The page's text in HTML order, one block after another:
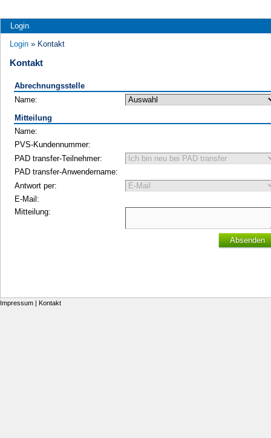
Login
Login » Kontakt
Kontakt
Abrechnungsstelle
Name:
Mitteilung
Name:
PVS-Kundennummer:
PAD transfer-Teilnehmer:
PAD transfer-Anwendername:
Antwort per:
E-Mail:
Mitteilung:
Absenden
Impressum | Kontakt